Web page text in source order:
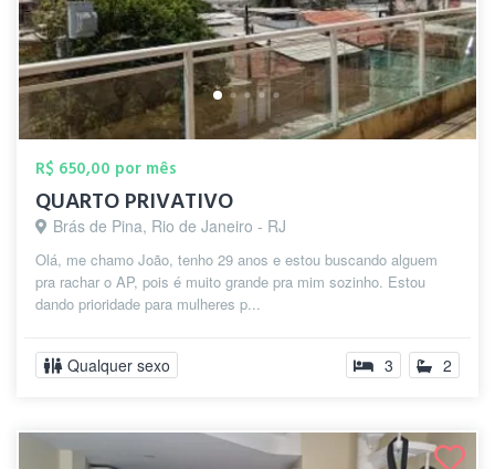
R$ 650,00 por mês
QUARTO PRIVATIVO
Brás de Pina, Rio de Janeiro - RJ
Olá, me chamo João, tenho 29 anos e estou buscando alguem
pra rachar o AP, pois é muito grande pra mim sozinho. Estou
dando prioridade para mulheres p...
Qualquer sexo 3 2